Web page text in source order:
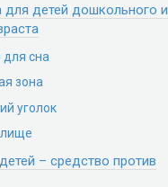
для детей дошкольного и
сна
зона
уголок
– средство против